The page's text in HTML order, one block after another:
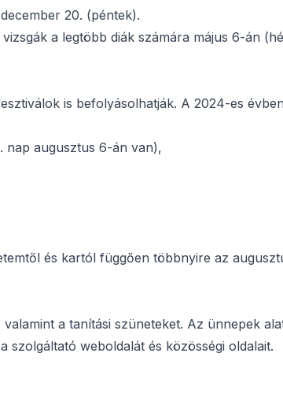
20. (péntek).
a legtöbb diák számára május 6-án
is befolyásolhatják. A 2024-es
nap augusztus 6-án van),
és kartól függően többnyire az
a tanítási szüneteket. Az ünnepek
szolgáltató weboldalát és közösségi oldalait.